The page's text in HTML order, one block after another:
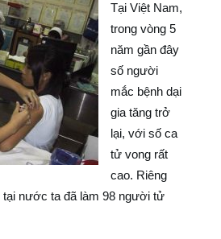
Tại Việt Nam,
trong vòng 5
năm gần đây
số người
mắc bệnh dại
gia tăng trở
lại, với số ca
tử vong rất
cao. Riêng
tại nước ta đã làm 98 người tử